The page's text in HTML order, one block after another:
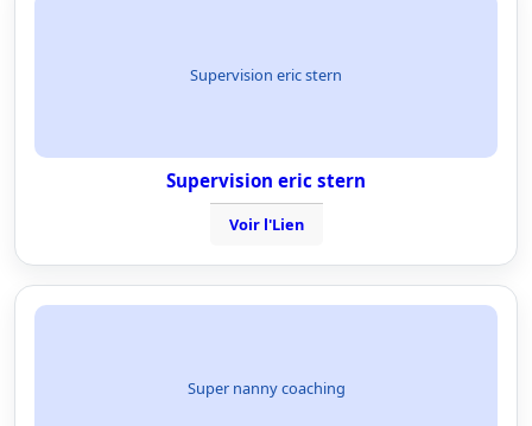
Supervision eric stern
Supervision eric stern
Voir l'Lien
Super nanny coaching